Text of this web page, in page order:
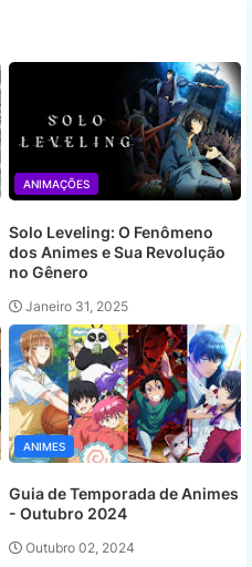
ANIMAÇÕES
Solo Leveling: O Fenômeno
dos Animes e Sua Revolução
no Gênero
Janeiro 31, 2025
ANIMES
Guia de Temporada de Animes
- Outubro 2024
Outubro 02, 2024